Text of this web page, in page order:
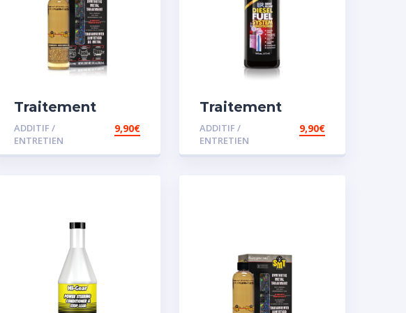
Traitement
carburant
spécial essence
ADDITIF /
ENTRETIEN
9,90€
Traitement
carburant
spécial diesel
ADDITIF /
ENTRETIEN
9,90€